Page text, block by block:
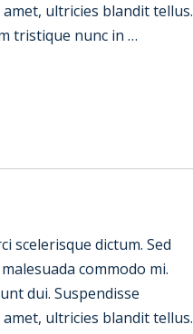
ultricies blandit tellus.
tristique nunc in …
scelerisque dictum. Sed
commodo mi.
dui. Suspendisse
ultricies blandit tellus.